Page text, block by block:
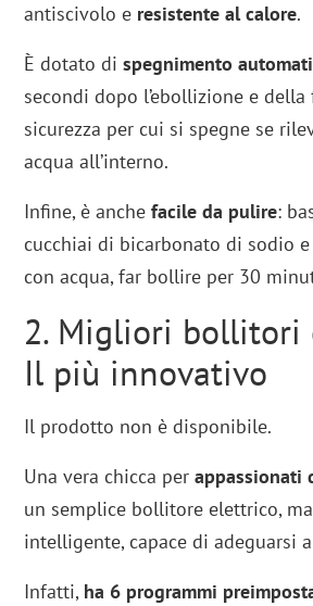
antiscivolo e resistente al calore.
È dotato dispegnimento
secondi dopo l’ebollizione e
sicurezza per cui si spegne se
acqua all’interno.
Infine, è anchefacile da pulire:
cucchiai di bicarbonato di sodio
con acqua, far bollire per 30
2. Migliori bollitori
Il più innovativo
Il prodotto non è disponibile.
Una vera chicca perappassionati
un semplice bollitore elettrico,
intelligente, capace di adeguarsi
Infatti, ha 6 programmi